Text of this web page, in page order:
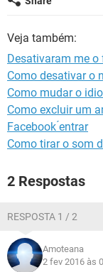
GUIA DE COMPRAS
Veja também:
Desativaram me o
Como desativar o
Como mudar o
Como excluir um
Facebook ́entrar
Como tirar o som
2 Respostas
RESPOSTA 1 / 2
Amoteana
2 fev 2016 às